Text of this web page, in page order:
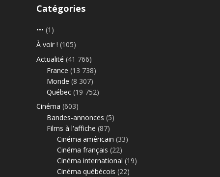
Catégories
••• (1)
À voir ! (105)
Actualité (41 766)
France (13 738)
Monde (8 307)
Québec (19 752)
Cinéma (603)
Bandes-annonces (5)
Films à l'affiche (87)
Cinéma américain (33)
Cinéma français (22)
Cinéma international (19)
Cinéma québécois (22)